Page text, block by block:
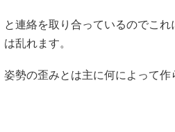
と連絡を取り合っているのでこ
は乱れます。
姿勢の歪みとは主に何によって作